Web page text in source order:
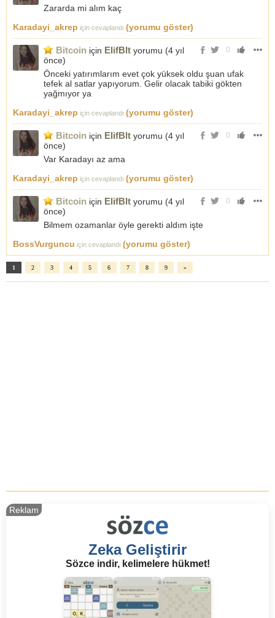
Zararda mi alım kaç
Karadayi_akrep için cevaplandı (yorumu göster)
0
Bitcoin için ElifBlt yorumu (4 yıl
önce)
Önceki yatırımlarım evet çok yüksek oldu şuan ufak
tefek al satlar yapıyorum. Gelir olacak tabiki gökten
yağmıyor ya
Karadayi_akrep için cevaplandı (yorumu göster)
0
Bitcoin için ElifBlt yorumu (4 yıl
önce)
Var Karadayı az ama
Karadayi_akrep için cevaplandı (yorumu göster)
0
Bitcoin için ElifBlt yorumu (4 yıl
önce)
Bilmem ozamanlar öyle gerekti aldım işte
BossVurguncu için cevaplandı (yorumu göster)
1 2 3 4 5 6 7 8 9 »
Zeka Geliştirir
Sözce indir, kelimelere hükmet!
Reklam